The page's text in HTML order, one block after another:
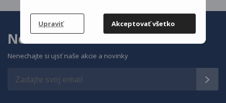
Upraviť Akceptovať všetko
Newsletter
Nenechajte si ujsť naše akcie a novinky